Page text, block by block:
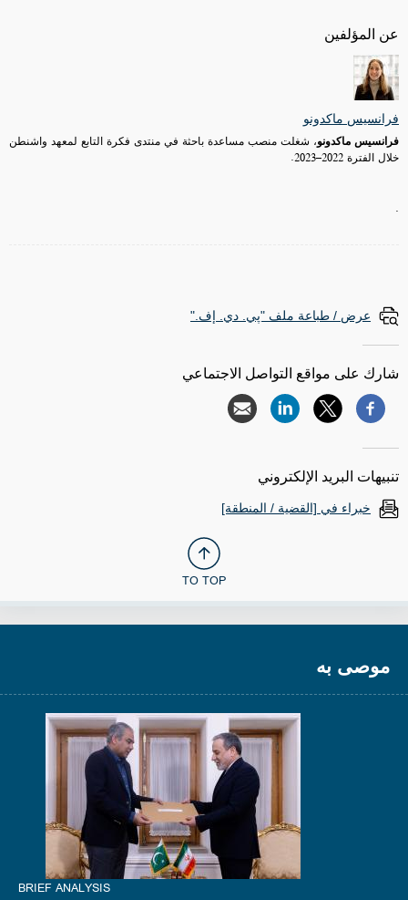
عن المؤلفين
فرانسيس ماكدونو
فرانسيس ماكدونو، شغلت منصب مساعدة باحثة في منتدى فكرة التابع لمعهد واشنطن
خلال الفترة 2022–2023
.
.
عرض / طباعة ملف "پي. دي. إف."
شارك على مواقع التواصل الاجتماعي
تنبيهات البريد الإلكتروني
خبراء في [القضية / المنطقة]
TO TOP
موصى به
BRIEF ANALYSIS